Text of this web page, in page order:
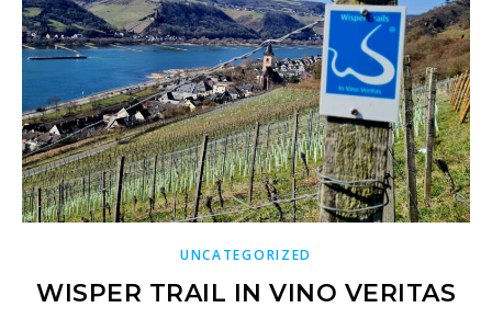
UNCATEGORIZED
WISPER TRAIL IN VINO VERITAS